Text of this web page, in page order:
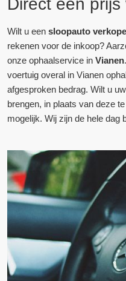
Direct een
Wilt u een sloopauto
rekenen voor de inkoop?
onze ophaalservice in Vianen
voertuig overal in Vianen
afgesproken bedrag. Wilt u
brengen, in plaats van deze
mogelijk. Wij zijn de hele dag